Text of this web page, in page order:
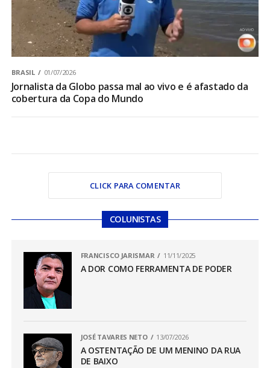
BRASIL 01/07/2026
Jornalista da Globo passa mal ao vivo e é afastado da
cobertura da Copa do Mundo
CLICK PARA COMENTAR
COLUNISTAS
FRANCISCO JARISMAR 11/11/2025
A DOR COMO FERRAMENTA DE PODER
JOSÉ TAVARES NETO 13/07/2026
A OSTENTAÇÃO DE UM MENINO DA RUA
DE BAIXO